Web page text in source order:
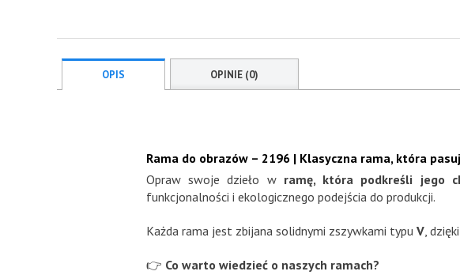
OPIS OPINIE (0)
Rama do obrazów – 2196 | Klasyczna rama, która
Opraw swoje dzieło w ramę, która podkreśli jego
funkcjonalności i ekologicznego podejścia do produkcji.
Każda rama jest zbijana solidnymi zszywkami typu V,
👉 Co warto wiedzieć o naszych ramach?